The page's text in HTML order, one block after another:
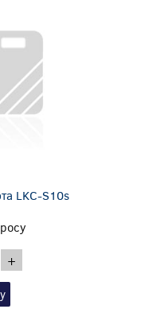
LKC-S10s
+